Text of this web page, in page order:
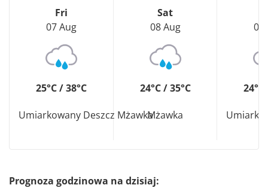
Fri
07 Aug
25°C / 38°C
Umiarkowany Deszcz Mżawka
Sat
08 Aug
24°C / 35°C
Mżawka
09
24°C
Prognoza godzinowa na dzisiaj: